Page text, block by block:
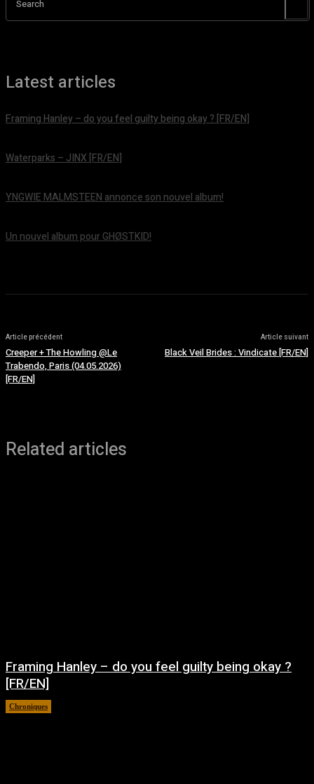
Search
Latest articles
Framing Hanley – do you feel guilty being okay ? [FR/EN]
Waterparks – JINX [FR/EN]
YNGWIE MALMSTEEN annonce son nouvel album!
Un nouvel album pour GHØSTKID!
Article précédent
Creeper + The Howling @Le
Trabendo, Paris (04.05.2026)
[FR/EN]
Article suivant
Black Veil Brides : Vindicate [FR/EN]
Related articles
Framing Hanley – do you feel guilty being okay ?
[FR/EN]
Chroniques